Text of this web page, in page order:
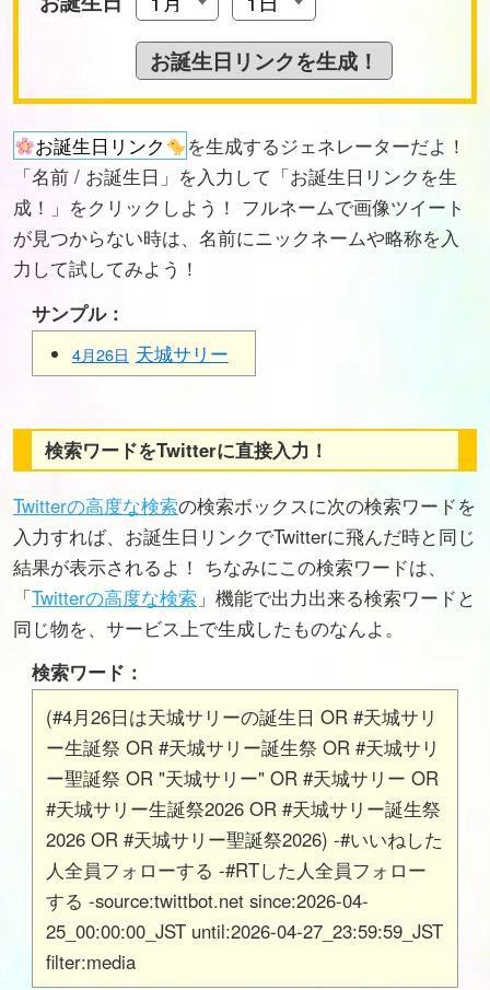
お誕生日リンク
を生成するジェネレーターだよ！
「名前 / お誕生日」を入力して「お誕生日リンクを生
成！」をクリックしよう！ フルネームで画像ツイート
が見つからない時は、名前にニックネームや略称を入
力して試してみよう！
サンプル：
4月26日 天城サリー
検索ワードをTwitterに直接入力！
Twitterの高度な検索の検索ボックスに次の検索ワードを
入力すれば、お誕生日リンクでTwitterに飛んだ時と同じ
結果が表示されるよ！ ちなみにこの検索ワードは、
「Twitterの高度な検索 」機能で出力出来る検索ワードと
同じ物を、サービス上で生成したものなんよ。
検索ワード：
(#4月26日は天城サリーの誕生日 OR #天城サリ
ー生誕祭 OR #天城サリー誕生祭 OR #天城サリ
ー聖誕祭 OR "天城サリー" OR #天城サリー OR
#天城サリー生誕祭2026 OR #天城サリー誕生祭
2026 OR #天城サリー聖誕祭2026) -#いいねした
人全員フォローする -#RTした人全員フォロー
する -source:twittbot.net since:2026-04-
25_00:00:00_JST until:2026-04-27_23:59:59_JST
filter:media